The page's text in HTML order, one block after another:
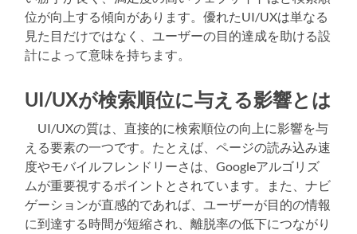
位が向上する傾向があります。優れたUI/UXは単なる
見た目だけではなく、ユーザーの目的達成を助ける設
計によって意味を持ちます。
UI/UXが検索順位に与える影響とは
UI/UXの質は、直接的に検索順位の向上に影響を与
える要素の一つです。たとえば、ページの読み込み速
度やモバイルフレンドリーさは、Googleアルゴリズ
ムが重要視するポイントとされています。また、ナビ
ゲーションが直感的であれば、ユーザーが目的の情報
に到達する時間が短縮され、離脱率の低下につながり